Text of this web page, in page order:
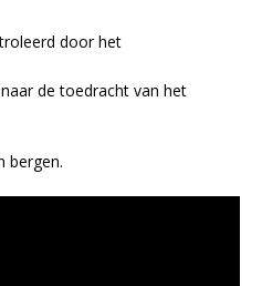
door het
de toedracht van het
bergen.